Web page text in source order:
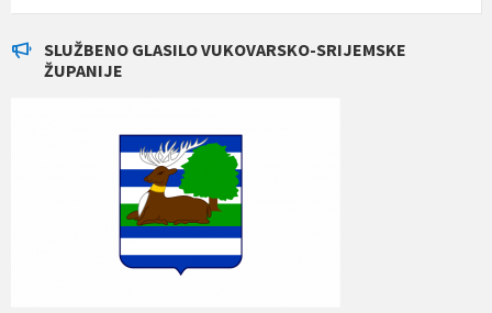
SLUŽBENO GLASILO VUKOVARSKO-SRIJEMSKE
ŽUPANIJE